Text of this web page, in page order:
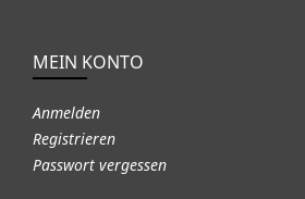
MEIN KONTO
Anmelden
Registrieren
Passwort vergessen